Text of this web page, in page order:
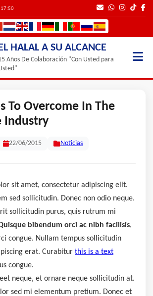
17:50
HALAL A SU ALCANCE
Años De Colaboración "Con Usted para
To Overcome In The
Industry
22/06/2015 Noticias
sit amet, consectetur adipiscing elit.
sed sollicitudin. Donec non odio neque.
sollicitudin purus, quis rutrum mi
bibendum orci ac nibh facilisis,
congue. Nullam tempus sollicitudin
erat. Curabitur this is a text
congue.
neque, et ornare neque sollicitudin at.
sed mi elementum pretium. Donec et